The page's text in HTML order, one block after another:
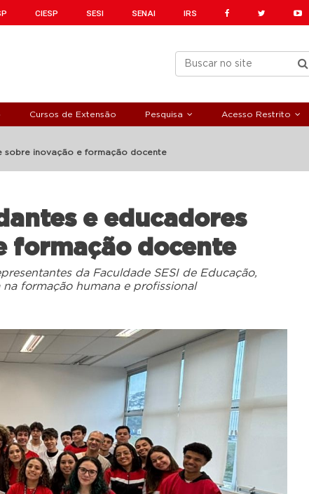
CIESP SESI SENAI IRS
Cursos de Extensão Pesquisa Acesso Restrito
sobre inovação e formação docente
e educadores
formação docente
da Faculdade SESI de Educação,
formação humana e profissional